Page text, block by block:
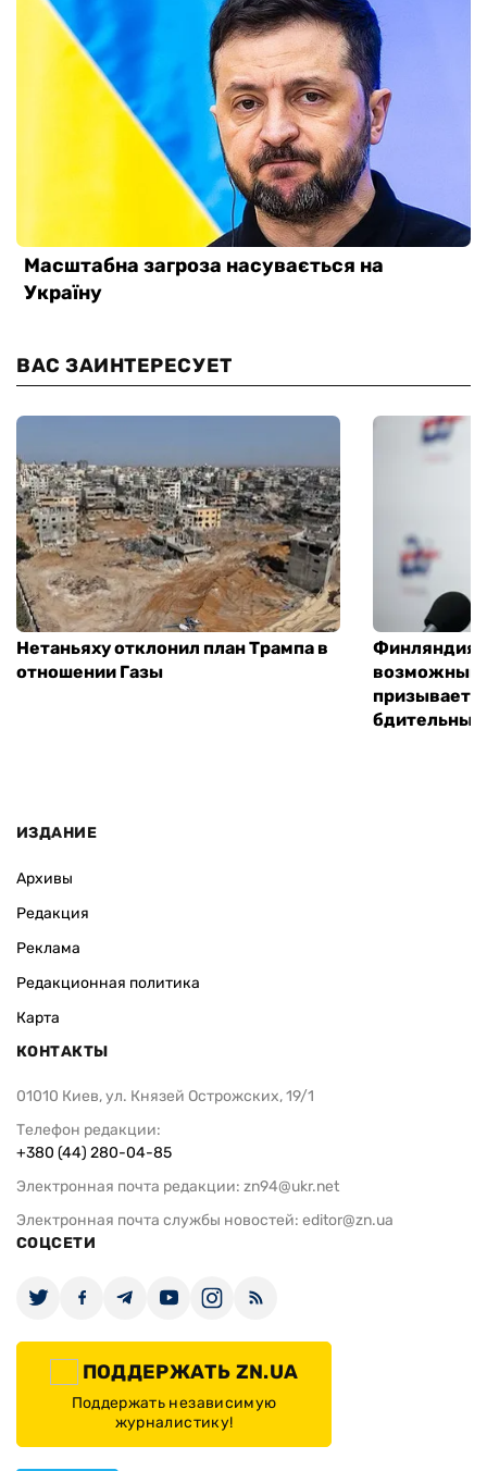
ВАС ЗАИНТЕРЕСУЕТ
Нетаньяху отклонил план Трампа в
отношении Газы
Финляндия
возможным
призывает
ИЗДАНИЕ
Архивы
Редакция
Реклама
Редакционная политика
Карта
КОНТАКТЫ
01010 Киев, ул. Князей Острожских, 19/1
Телефон редакции:
+380 (44) 280-04-85
Электронная почта редакции: zn94@ukr.net
Электронная почта службы новостей: editor@zn.ua
СОЦСЕТИ
ПОДДЕРЖАТЬ ZN.UA
Поддержать независимую
журналистику!